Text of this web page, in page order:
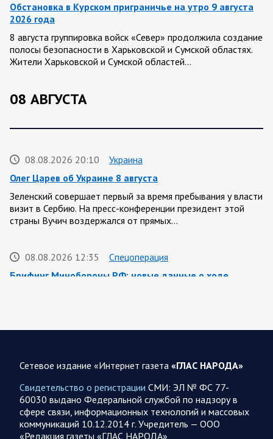
Обстановка в Курском приграничье на утро 9 августа
2026 года
8 августа группировка войск «Север» продолжила создание
полосы безопасности в Харьковской и Сумской областях.
Жители Харьковской и Сумской областей…
08 АВГУСТА
08.08.2026 20:10
Украина
Олег Царев об Украине 8 августа
Зеленский совершает первый за время пребывания у власти
визит в Сербию. На пресс-конференции президент этой
страны Вучич воздержался от прямых…
08.08.2026 12:35
Спецоперация
Брифинг Минобороны РФ: новые данные о ходе
представители группировок «Север», «Запад», «Центр»,
Сводка военных действий от Минобороны РФ 8
августа. Коротко
Группировка войск «Север» взяла под контроль населенный
Сетевое издание «Интернет газета «ГЛАС НАРОДА»
Свидетельство о регистрации СМИ: ЭЛ № ФС 77-
60030 выдано Федеральной службой по надзору в
сфере связи, информационных технологий и массовых
коммуникаций 10.12.2014 г. Учредитель — ООО
«Редакция газеты «ГЛАС НАРОДА»